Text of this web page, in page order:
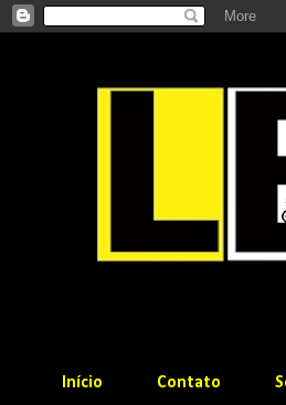
Início Contato